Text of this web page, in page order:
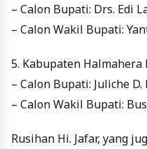
– Calon Bupati: Drs. Edi
– Calon Wakil Bupati:
5. Kabupaten Halmahera
– Calon Bupati: Juliche D.
– Calon Wakil Bupati:
Rusihan Hi. Jafar, yang